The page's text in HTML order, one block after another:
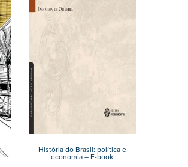
História do Brasil: política e
economia – E-book